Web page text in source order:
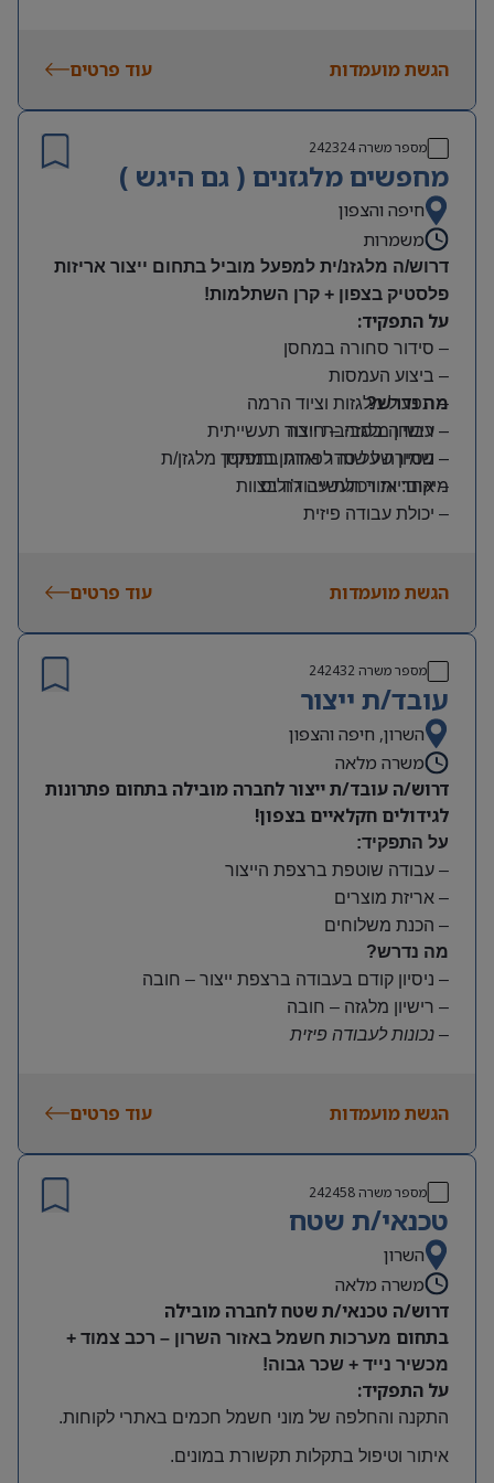
הגשת מועמדות עוד פרטים
מספר משרה242324
מחפשים מלגזנים ( גם היגש )
חיפה והצפון
משמרות
דרוש/ה מלגזנ/ית למפעל מוביל בתחום ייצור אריזות
פלסטיק בצפון + קרן השתלמות!
על התפקיד:
– סידור סחורה במחסן
– ביצוע העמסות
– תפעול מלגזות וציוד הרמה
– עבודה בסביבת ייצור תעשייתית
– שמירה על סדר וארגון במחסן
מה נדרש?
– רישיון מלגזה – חובה
– ניסיון של שנה לפחות בתפקיד מלגזן/ת
– אחריות ויכולת עבודה בצוות
– יכולת עבודה פיזית
משמרות:
שעות נוספות לפי צורך
תנאים:
סיבוס
קרן השתלמות
מיקום: אזור תעשייה ג’וליס
הגשת מועמדות עוד פרטים
מספר משרה 242432
עובד/ת ייצור
השרון, חיפה והצפון
משרה מלאה
דרוש/ה עובד/ת ייצור לחברה מובילה בתחום פתרונות
לגידולים חקלאיים בצפון!
על התפקיד:
– עבודה שוטפת ברצפת הייצור
– אריזת מוצרים
– הכנת משלוחים
מה נדרש?
– ניסיון קודם בעבודה ברצפת ייצור – חובה
– רישיון מלגזה – חובה
– נכונות לעבודה פיזית
משרה מלאה | ימים א-ה | 6:30-15:30
קרן השתלמות ובונוסים
עובד חברה מהיום הראשון
מיקום: חדרה
הגשת מועמדות עוד פרטים
מספר משרה242458
טכנאי/ת שטח
השרון
משרה מלאה
דרוש/ה טכנאי/ת שטח לחברה מובילה
בתחום מערכות חשמל באזור השרון – רכב צמוד +
מכשיר נייד + שכר גבוה!
על התפקיד:
התקנה והחלפה של מוני חשמל חכמים באתרי לקוחות.
איתור וטיפול בתקלות תקשורת במונים.